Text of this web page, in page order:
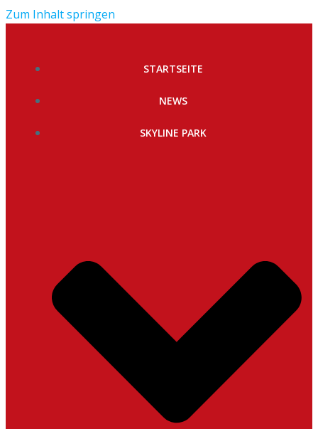
Zum Inhalt springen
STARTSEITE
NEWS
SKYLINE PARK